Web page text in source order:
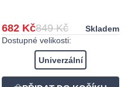
682 Kč849 Kč
Skladem
Dostupné velikosti:
Univerzální